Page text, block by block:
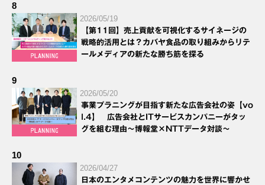
8
2026/05/19
【第11回】売上貢献を可視化するサイネージの
戦略的活用とは？カバヤ食品の取り組みからリテ
ールメディアの新たな勝ち筋を探る
9
2026/05/20
事業プラニングが目指す新たな広告会社の姿【vo
l.4】 広告会社とITサービスカンパニーがタッ
グを組む理由～博報堂×NTTデータ対談～
10
2026/04/27
日本のエンタメコンテンツの魅力を世界に響かせ